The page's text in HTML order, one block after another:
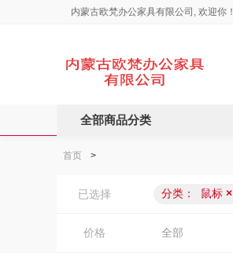
内蒙古欧梵办公家具有限公司, 欢迎你！
全部商品分类
首页 >
已选择 分类： 鼠标 ×
价格 全部